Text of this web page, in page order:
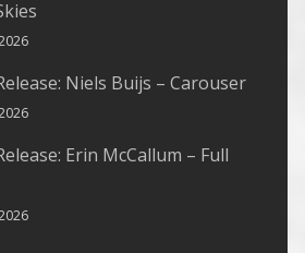
Niels Buijs – Carouser
Erin McCallum – Full